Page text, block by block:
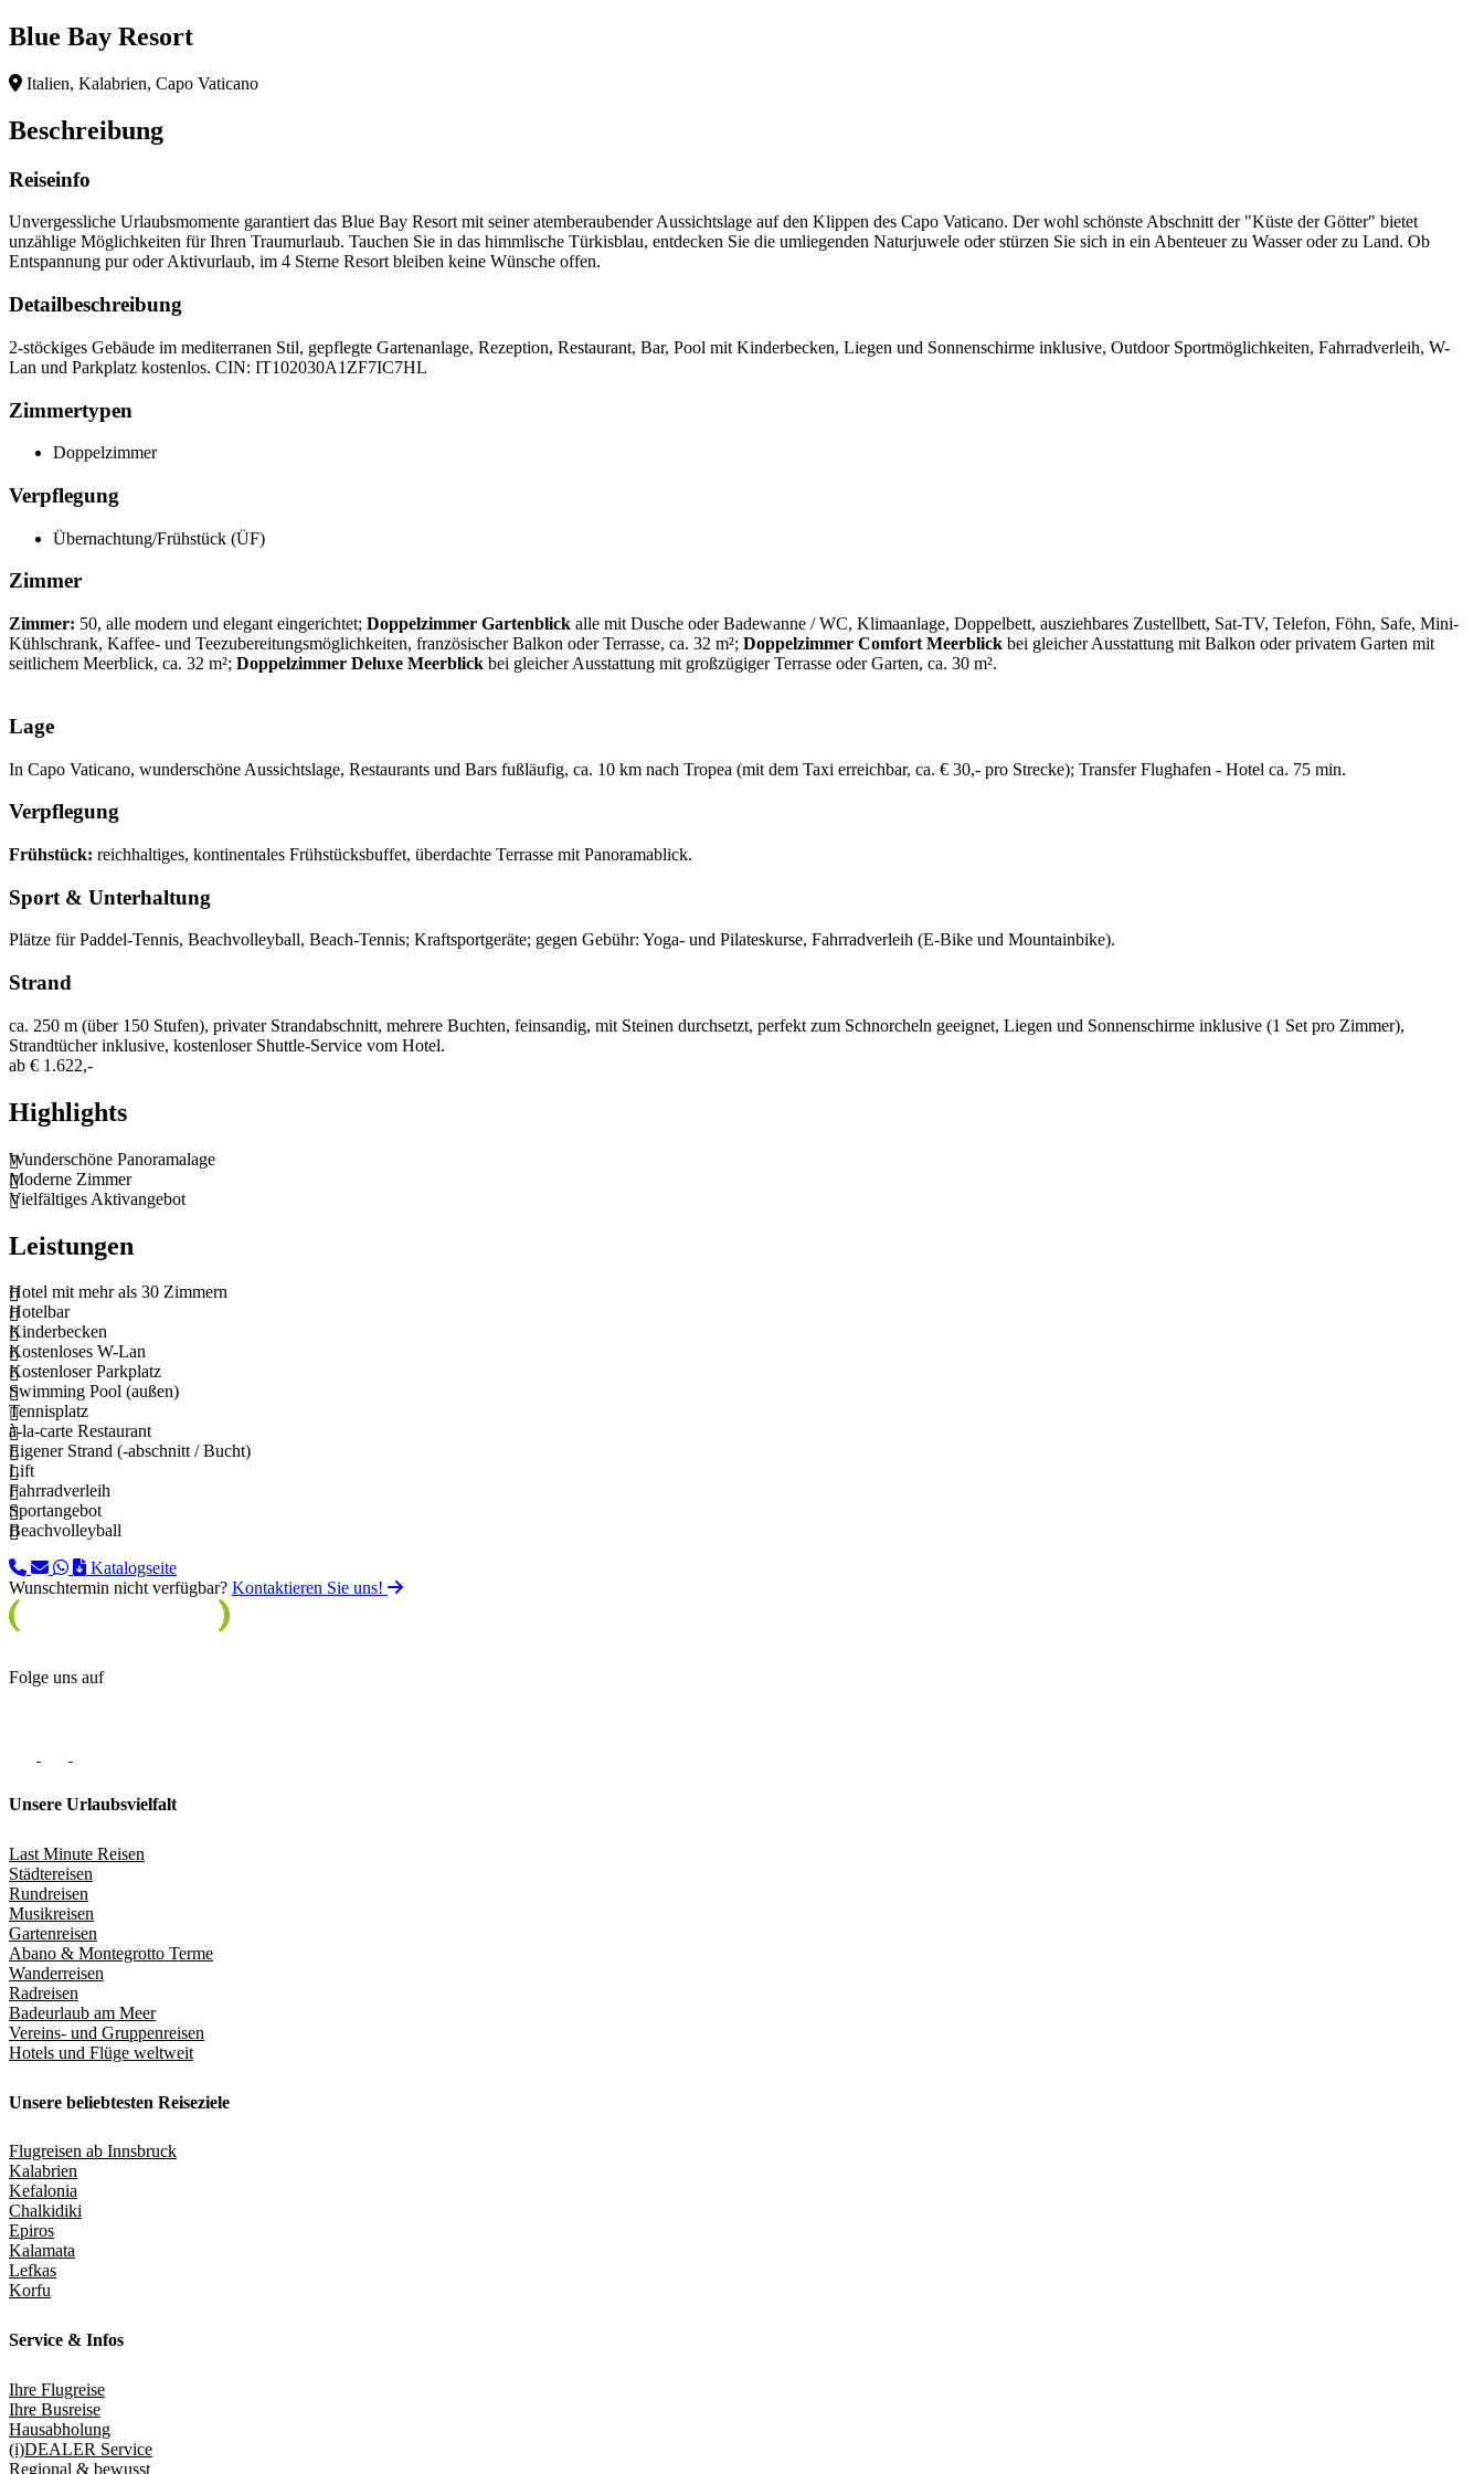
Blue Bay Resort
Italien, Kalabrien, Capo Vaticano
Beschreibung
Reiseinfo
Unvergessliche Urlaubsmomente garantiert das Blue Bay Resort mit seiner atemberaubender Aussichtslage auf den Klippen des Capo Vaticano. Der wohl schönste Abschnitt der "Küste der Götter" bietet
unzählige Möglichkeiten für Ihren Traumurlaub. Tauchen Sie in das himmlische Türkisblau, entdecken Sie die umliegenden Naturjuwele oder stürzen Sie sich in ein Abenteuer zu Wasser oder zu Land. Ob
Entspannung pur oder Aktivurlaub, im 4 Sterne Resort bleiben keine Wünsche offen.
Detailbeschreibung
2-stöckiges Gebäude im mediterranen Stil, gepflegte Gartenanlage, Rezeption, Restaurant, Bar, Pool mit Kinderbecken, Liegen und Sonnenschirme inklusive, Outdoor Sportmöglichkeiten, Fahrradverleih, W-
Lan und Parkplatz kostenlos. CIN: IT102030A1ZF7IC7HL
Zimmertypen
Doppelzimmer
Verpflegung
Übernachtung/Frühstück (ÜF)
Zimmer
Zimmer: 50, alle modern und elegant eingerichtet; Doppelzimmer Gartenblick alle mit Dusche oder Badewanne / WC, Klimaanlage, Doppelbett, ausziehbares Zustellbett, Sat-TV, Telefon, Föhn, Safe, Mini-
Kühlschrank, Kaffee- und Teezubereitungsmöglichkeiten, französischer Balkon oder Terrasse, ca. 32 m²; Doppelzimmer Comfort Meerblick bei gleicher Ausstattung mit Balkon oder privatem Garten mit
seitlichem Meerblick, ca. 32 m²; Doppelzimmer Deluxe Meerblick bei gleicher Ausstattung mit großzügiger Terrasse oder Garten, ca. 30 m².
Lage
In Capo Vaticano, wunderschöne Aussichtslage, Restaurants und Bars fußläufig, ca. 10 km nach Tropea (mit dem Taxi erreichbar, ca. € 30,- pro Strecke); Transfer Flughafen - Hotel ca. 75 min.
Verpflegung
Frühstück: reichhaltiges, kontinentales Frühstücksbuffet, überdachte Terrasse mit Panoramablick.
Sport & Unterhaltung
Plätze für Paddel-Tennis, Beachvolleyball, Beach-Tennis; Kraftsportgeräte; gegen Gebühr: Yoga- und Pilateskurse, Fahrradverleih (E-Bike und Mountainbike).
Strand
ca. 250 m (über 150 Stufen), privater Strandabschnitt, mehrere Buchten, feinsandig, mit Steinen durchsetzt, perfekt zum Schnorcheln geeignet, Liegen und Sonnenschirme inklusive (1 Set pro Zimmer),
Strandtücher inklusive, kostenloser Shuttle-Service vom Hotel.
ab € 1.622,-
Highlights
Wunderschöne Panoramalage
Moderne Zimmer
Vielfältiges Aktivangebot
Leistungen
Hotel mit mehr als 30 Zimmern
Hotelbar
Kinderbecken
Kostenloses W-Lan
Kostenloser Parkplatz
Swimming Pool (außen)
Tennisplatz
à-la-carte Restaurant
Eigener Strand (-abschnitt / Bucht)
Lift
Fahrradverleih
Sportangebot
Beachvolleyball
Katalogseite
Wunschtermin nicht verfügbar? Kontaktieren Sie uns!
Folge uns auf
Unsere Urlaubsvielfalt
Last Minute Reisen
Städtereisen
Rundreisen
Musikreisen
Gartenreisen
Abano & Montegrotto Terme
Wanderreisen
Radreisen
Badeurlaub am Meer
Vereins- und Gruppenreisen
Hotels und Flüge weltweit
Unsere beliebtesten Reiseziele
Flugreisen ab Innsbruck
Kalabrien
Kefalonia
Chalkidiki
Epiros
Kalamata
Lefkas
Korfu
Service & Infos
Ihre Flugreise
Ihre Busreise
Hausabholung
(i)DEALER Service
Regional & bewusst